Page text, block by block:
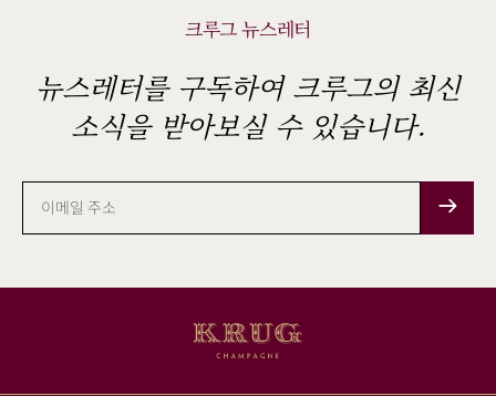
크루그 뉴스레터
뉴스레터를 구독하여 크루그의 최신
소식을 받아보실 수 있습니다.
이
메
일
주
소